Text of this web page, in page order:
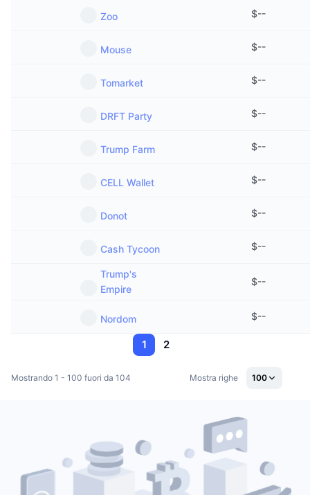
Zoo $--
Mouse $--
Tomarket $--
DRFT Party $--
Trump Farm $--
CELL Wallet $--
Donot $--
Cash Tycoon $--
Trump's
Empire
$--
Nordom $--
1 2
Mostrando 1 - 100 fuori da 104 Mostra righe 100